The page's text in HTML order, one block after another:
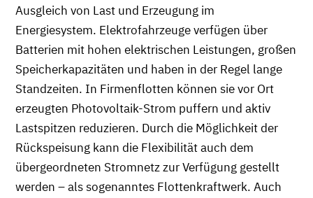
Ausgleich von Last und Erzeugung im
Energiesystem. Elektrofahrzeuge verfügen über
Batterien mit hohen elektrischen Leistungen, großen
Speicherkapazitäten und haben in der Regel lange
Standzeiten. In Firmenflotten können sie vor Ort
erzeugten Photovoltaik-Strom puffern und aktiv
Lastspitzen reduzieren. Durch die Möglichkeit der
Rückspeisung kann die Flexibilität auch dem
übergeordneten Stromnetz zur Verfügung gestellt
werden – als sogenanntes Flottenkraftwerk. Auch